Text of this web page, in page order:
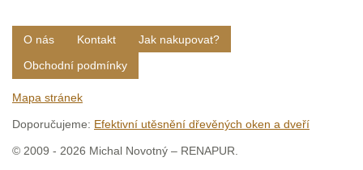
O nás Kontakt Jak nakupovat?
Obchodní podmínky
Mapa stránek
Doporučujeme: Efektivní utěsnění dřevěných oken a dveří
© 2009 - 2026 Michal Novotný – RENAPUR.